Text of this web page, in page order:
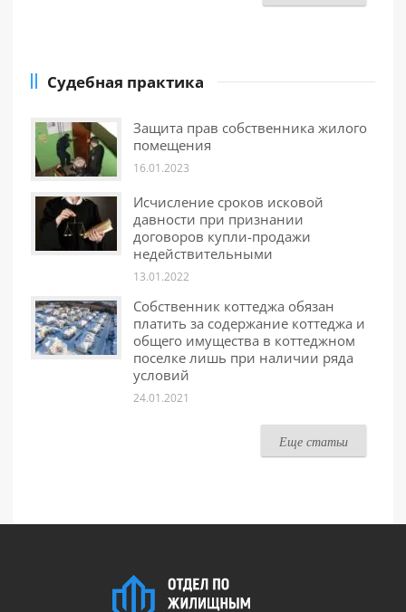
Судебная практика
Защита прав собственника жилого
помещения
16.01.2023
Исчисление сроков исковой
давности при признании
договоров купли-продажи
недействительными
13.01.2022
Собственник коттеджа обязан
платить за содержание коттеджа и
общего имущества в коттеджном
поселке лишь при наличии ряда
условий
24.01.2021
Еще статьи